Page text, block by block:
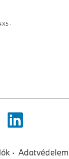
X5 ·
Adatvédelem